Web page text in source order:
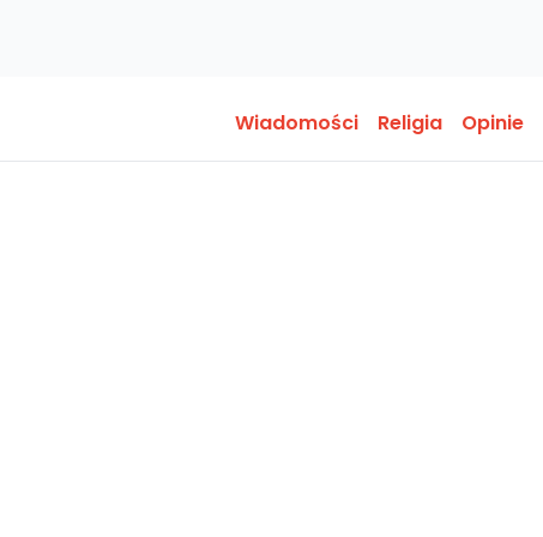
Wiadomości Religia Opinie